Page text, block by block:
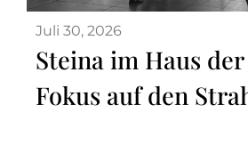
Juli 30, 2026
Steina im Haus
Fokus auf den